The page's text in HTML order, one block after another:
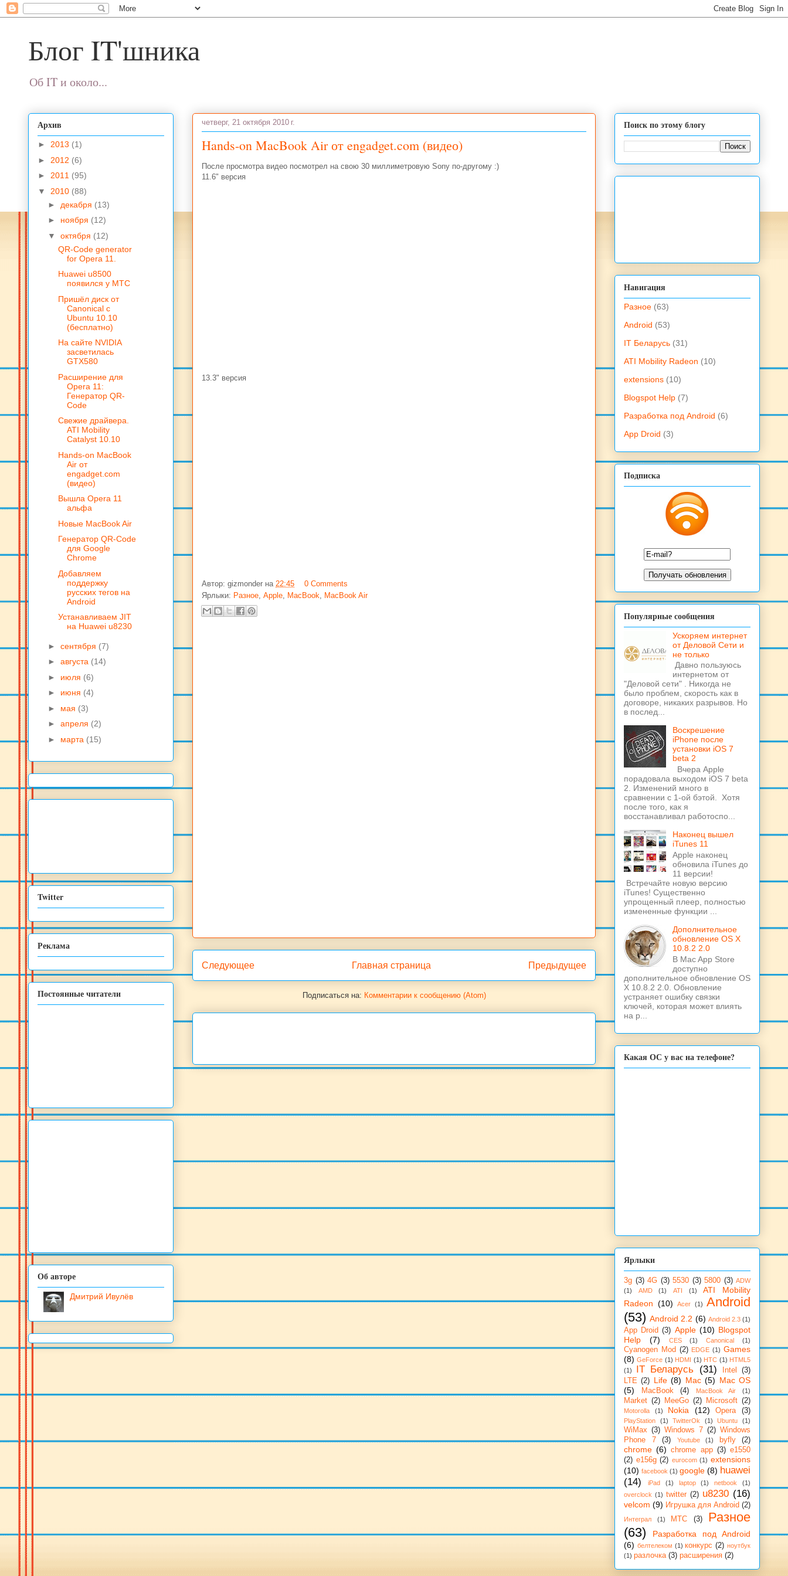
Блог IT'шника
Об IT и около...
четверг, 21 октября 2010 г.
Hands-on MacBook Air от engadget.com (видео)
После просмотра видео посмотрел на свою 30 миллиметровую Sony по-другому :)
11.6" версия
13.3" версия
Автор: gizmonder на 22:45
0 Comments
Ярлыки: Разное Apple MacBook MacBook Air
Следующее Предыдущее
Главная страница
Подписаться на: Комментарии к сообщению (Atom)
Архив
► 2013 (1)
► 2012 (6)
► 2011 (95)
▼ 2010 (88)
► декабря (13)
► ноября (12)
▼ октября (12)
QR-Code generator
for Opera 11.
Huawei u8500
появился у МТС
Пришёл диск от
Canonical c
Ubuntu 10.10
(бесплатно)
На сайте NVIDIA
засветилась
GTX580
Расширение для
Opera 11:
Генератор QR-
Code
Cвежие драйвера.
ATI Mobility
Catalyst 10.10
Hands-on MacBook
Air от
engadget.com
(видео)
Вышла Opera 11
альфа
Новые MacBook Air
Генератор QR-Code
для Google
Chrome
Добавляем
поддержку
русских тегов на
Android
Устанавливаем JIT
на Huawei u8230
► сентября (7)
► августа (14)
► июля (6)
► июня (4)
► мая (3)
► апреля (2)
► марта (15)
Twitter
Реклама
Постоянные читатели
Об авторе
Дмитрий Ивулёв
Поиск по этому блогу
Навигация
Разное (63)
Android (53)
IT Беларусь (31)
ATI Mobility Radeon (10)
extensions (10)
Blogspot Help (7)
Разработка под Android (6)
App Droid (3)
Подписка
Популярные сообщения
Ускоряем интернет
от Деловой Сети и
не только
Давно пользуюсь
интернетом от
"Деловой сети" . Никогда не
было проблем, скорость как в
договоре, никаких разрывов. Но
в послед...
Воскрешение
iPhone после
установки iOS 7
beta 2
Вчера Apple
порадовала выходом iOS 7 beta
2. Изменений много в
сравнении с 1-ой бэтой. Хотя
после того, как я
восстанавливал работоспо...
Наконец вышел
iTunes 11
Apple наконец
обновила iTunes до
11 версии!
Встречайте новую версию
iTunes! Существенно
упрощенный плеер, полностью
измененные функции ...
Дополнительное
обновление OS X
10.8.2 2.0
В Mac App Store
доступно
дополнительное обновление OS
X 10.8.2 2.0. Обновление
устраняет ошибку связки
ключей, которая может влиять
на р...
Какая ОС у вас на телефоне?
Ярлыки
3g (3) 4G (3) 5530 (3) 5800 (3) ADW
(1)
AMD (1) ATI (1)
ATI Mobility
Radeon (10) Acer (1) Android
(53) Android 2.2 (6) Android 2.3 (1)
App Droid (3) Apple (10) Blogspot
Help
(7) CES (1) Canonical (1)
Cyanogen Mod (2) EDGE (1) Games
(8) GeForce (1) HDMI (1) HTC (1) HTML5
(1)
IT Беларусь (31) Intel
(3)
LTE (2) Life (8) Mac (5) Mac OS
(5)
MacBook (4) MacBook Air (1)
Market (2) MeeGo (2) Microsoft (2)
Motorolla (1) Nokia (12) Opera (3)
PlayStation (1) TwitterOk (1) Ubuntu (1)
WiMax (3) Windows 7 (2) Windows
Phone 7
(3) Youtube (1) byfly (2)
chrome (6) chrome app (3) e1550
(2) e156g (2) eurocom (1) extensions
(10) facebook (1) google (8) huawei
(14)
iPad (1) laptop (1) netbook
(1)
overclock (1) twitter (2) u8230 (16)
velcom (9) Игрушка для Android (2)
Интеграл (1) МТС (3)
Разное
(63)
Разработка под Android
(6) белтелеком (1) конкурс (2) ноутбук
(1) разлочка (3) расширения (2)